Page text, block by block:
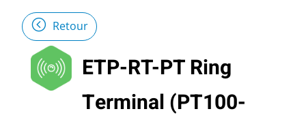
Retour
ETP-RT-PT Ring
Terminal (PT100-